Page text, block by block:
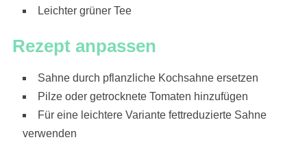
Leichter grüner Tee
Rezept anpassen
Sahne durch pflanzliche Kochsahne ersetzen
Pilze oder getrocknete Tomaten hinzufügen
Für eine leichtere Variante fettreduzierte Sahne
verwenden